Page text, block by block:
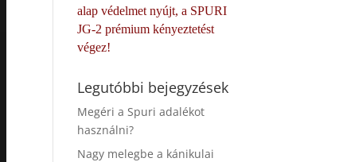
alap védelmet nyújt, a SPURI
JG-2 prémium kényeztetést
végez!
Legutóbbi bejegyzések
Megéri a Spuri adalékot
használni?
Nagy melegbe a kánikulai